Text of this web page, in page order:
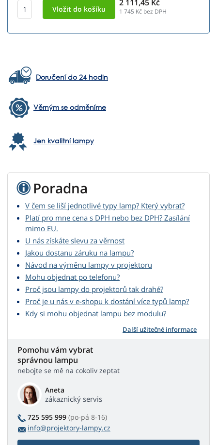
2 111,45 Kč
1 745 Kč bez DPH
Doručení do 24 hodin
Věrným se odměníme
Jen kvalitní lampy
Poradna
V čem se liší jednotlivé typy lamp? Který vybrat?
Platí pro mne cena s DPH nebo bez DPH? Zasílání
mimo EU.
U nás získáte slevu za věrnost
Jakou dostanu záruku na lampu?
Návod na výměnu lampy v projektoru
Mohu objednat po telefonu?
Proč jsou lampy do projektorů tak drahé?
Proč je u nás v e-shopu k dostání více typů lamp?
Kdy si mohu objednat lampu bez modulu?
Další užitečné informace
Pomohu vám vybrat
správnou lampu
nebojte se mě na cokoliv zeptat
Aneta
zákaznický servis
725 595 999 (po-pá 8-16)
info@projektory-lampy.cz